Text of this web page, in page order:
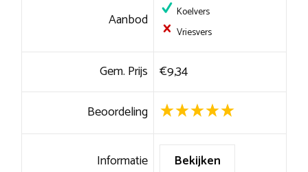
Aanbod
Koelvers
Vriesvers
Gem. Prijs €9,34
Beoordeling
Informatie Bekijken